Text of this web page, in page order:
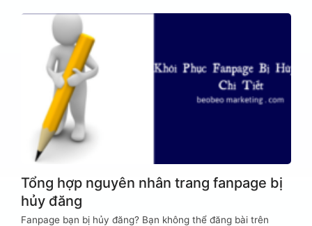
Tổng hợp nguyên nhân trang fanpage bị
hủy đăng
Fanpage bạn bị hủy đăng? Bạn không thể đăng bài trên